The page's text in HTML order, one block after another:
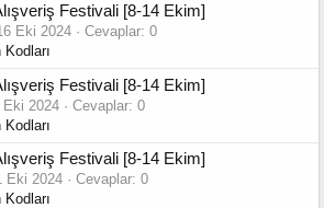
Festivali [8-14 Ekim]
Eki 2024
Cevaplar: 0
Festivali [8-14 Ekim]
Eki 2024
Cevaplar: 0
Festivali [8-14 Ekim]
Eki 2024
Cevaplar: 0